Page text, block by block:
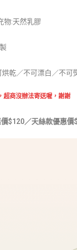
物:天然乳膠
烘乾／不可漂白／不
超商沒辦法寄送喔，謝謝
$120／天絲款優惠價